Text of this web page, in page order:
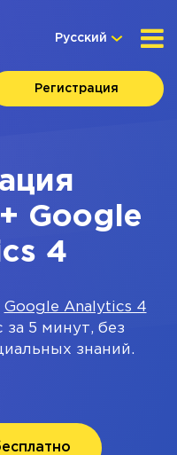
Русский
Регистрация
Google
4
Google Analytics 4
5 минут, без
знаний.